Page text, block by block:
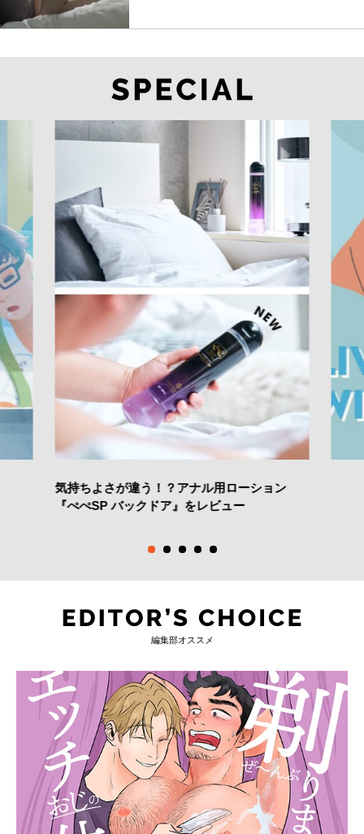
気持ちよさが違う！？アナル用ローション
『ぺぺSP バックドア』をレビュー
編集部オススメ